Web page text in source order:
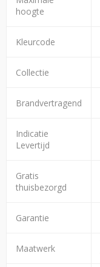
hoogte
Kleurcode
Collectie
Brandvertragend
Indicatie
Levertijd
Gratis
thuisbezorgd
Garantie
Maatwerk